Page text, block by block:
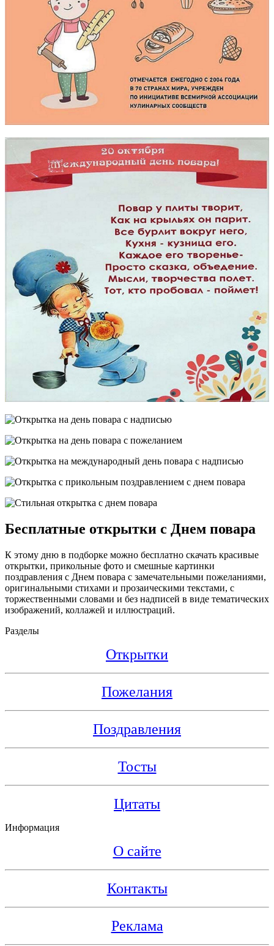
Бесплатные открытки с Днем повара
К этому дню в подборке можно бесплатно скачать красивые
открытки, прикольные фото и смешные картинки
поздравления с Днем повара с замечательными пожеланиями,
оригинальными стихами и прозаическими текстами, с
торжественными словами и без надписей в виде тематических
изображений, коллажей и иллюстраций.
Разделы
Открытки
Пожелания
Поздравления
Тосты
Цитаты
Информация
О сайте
Контакты
Реклама